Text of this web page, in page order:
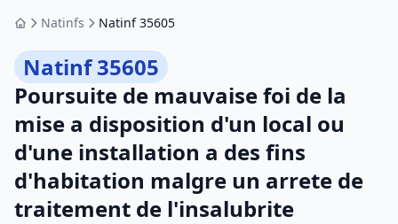
AccueilNatinfs Natinf 35605
Natinf 35605
Poursuite de mauvaise foi de la
mise a disposition d'un local ou
d'une installation a des fins
d'habitation malgre un arrete de
traitement de l'insalubrite